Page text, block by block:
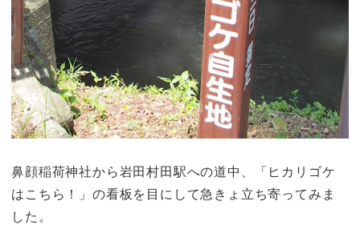
鼻顔稲荷神社から岩田村田駅への道中、「ヒカリゴケ
はこちら！」の看板を目にして急きょ立ち寄ってみま
した。